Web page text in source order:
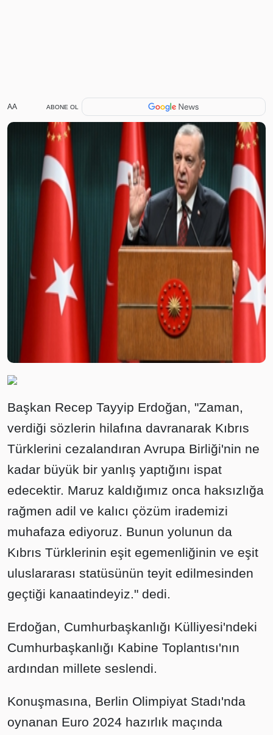
AA ABONE OL
Başkan Recep Tayyip Erdoğan, "Zaman,
verdiği sözlerin hilafına davranarak Kıbrıs
Türklerini cezalandıran Avrupa Birliği'nin ne
kadar büyük bir yanlış yaptığını ispat
edecektir. Maruz kaldığımız onca haksızlığa
rağmen adil ve kalıcı çözüm irademizi
muhafaza ediyoruz. Bunun yolunun da
Kıbrıs Türklerinin eşit egemenliğinin ve eşit
uluslararası statüsünün teyit edilmesinden
geçtiği kanaatindeyiz." dedi.
Erdoğan, Cumhurbaşkanlığı Külliyesi'ndeki
Cumhurbaşkanlığı Kabine Toplantısı'nın
ardından millete seslendi.
Konuşmasına, Berlin Olimpiyat Stadı'nda
oynanan Euro 2024 hazırlık maçında